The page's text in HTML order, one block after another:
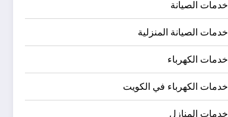
خدمات الصيانة
خدمات الصيانة المنزلية
خدمات الكهرباء
خدمات الكهرباء في الكويت
خدمات المنازل